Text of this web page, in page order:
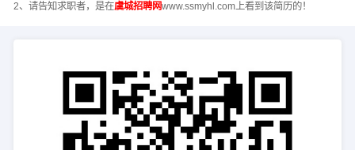
2、请告知求职者，是在虞城招聘网www.ssmyhl.com上看到该简历的！